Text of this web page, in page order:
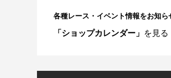
各種レース・イベント情報をお知ら
「ショップカレンダー」 を見